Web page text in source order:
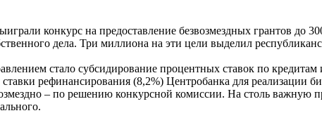
конкурс на предоставление безвозмездных грантов до
дела. Три миллиона на эти цели выделил
стало субсидирование процентных ставок по
рефинансирования (8,2%) Центробанка для реализации
– по решению конкурсной комиссии. На столь важную